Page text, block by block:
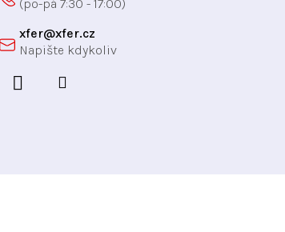
xfer@xfer.cz